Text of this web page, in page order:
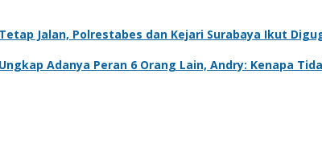
Jalan, Polrestabes dan Kejari Surabaya Ikut
Adanya Peran 6 Orang Lain, Andry: Kenapa